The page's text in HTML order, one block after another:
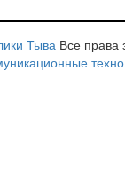
Тыва Все